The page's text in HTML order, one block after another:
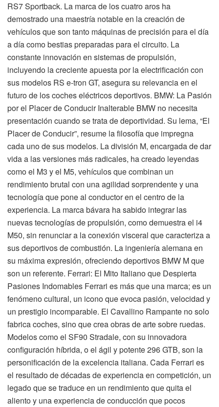
RS7 Sportback. La marca de los cuatro aros ha
demostrado una maestría notable en la creación de
vehículos que son tanto máquinas de precisión para el día
a día como bestias preparadas para el circuito. La
constante innovación en sistemas de propulsión,
incluyendo la creciente apuesta por la electrificación con
sus modelos RS e-tron GT, asegura su relevancia en el
futuro de los coches eléctricos deportivos. BMW: La Pasión
por el Placer de Conducir Inalterable BMW no necesita
presentación cuando se trata de deportividad. Su lema, “El
Placer de Conducir”, resume la filosofía que impregna
cada uno de sus modelos. La división M, encargada de dar
vida a las versiones más radicales, ha creado leyendas
como el M3 y el M5, vehículos que combinan un
rendimiento brutal con una agilidad sorprendente y una
tecnología que pone al conductor en el centro de la
experiencia. La marca bávara ha sabido integrar las
nuevas tecnologías de propulsión, como demuestra el i4
M50, sin renunciar a la conexión visceral que caracteriza a
sus deportivos de combustión. La ingeniería alemana en
su máxima expresión, ofreciendo deportivos BMW M que
son un referente. Ferrari: El Mito Italiano que Despierta
Pasiones Indomables Ferrari es más que una marca; es un
fenómeno cultural, un icono que evoca pasión, velocidad y
un prestigio incomparable. El Cavallino Rampante no solo
fabrica coches, sino que crea obras de arte sobre ruedas.
Modelos como el SF90 Stradale, con su innovadora
configuración híbrida, o el ágil y potente 296 GTB, son la
personificación de la excelencia italiana. Cada Ferrari es
el resultado de décadas de experiencia en competición, un
legado que se traduce en un rendimiento que quita el
aliento y una experiencia de conducción que pocos